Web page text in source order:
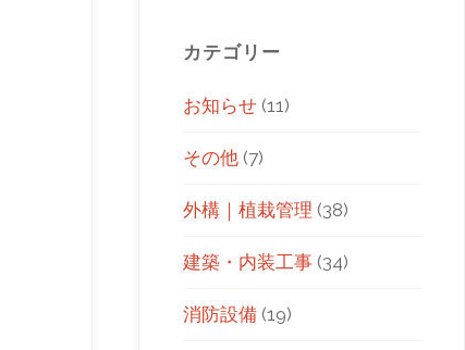
カテゴリー
お知らせ (11)
その他 (7)
外構｜植栽管理 (38)
建築・内装工事 (34)
消防設備 (19)